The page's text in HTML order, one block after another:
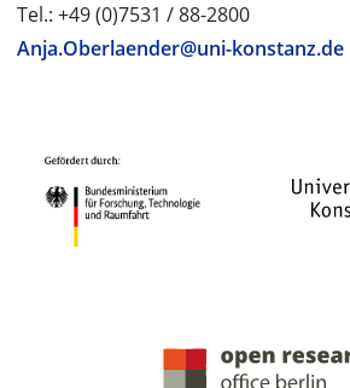
Tel.: +49 (0)7531 / 88-2800
Anja.Oberlaender@uni-konstanz.de